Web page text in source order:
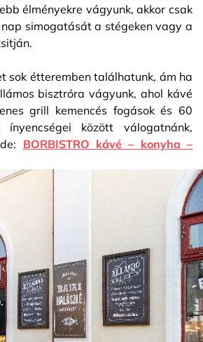
élményekre vágyunk, akkor csak
simogatását a stégeken vagy a
sok étteremben találhatunk, ám ha
bisztróra vágyunk, ahol kávé
grill kemencés fogások és 60
között válogatnánk,
BORBISTRO kávé – konyha –